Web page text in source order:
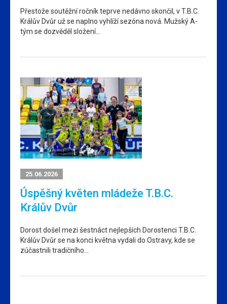
Přestože soutěžní ročník teprve nedávno skončil, v T.B.C.
Králův Dvůr už se naplno vyhlíží sezóna nová. Mužský A-
tým se dozvěděl složení…
25.06.2026
Úspěšný květen mládeže T.B.C.
Králův Dvůr
Dorost došel mezi šestnáct nejlepších Dorostenci T.B.C.
Králův Dvůr se na konci května vydali do Ostravy, kde se
zúčastnili tradičního…